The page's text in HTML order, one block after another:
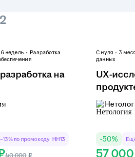
6 недель
Разработка
на
по промокоду HH13
40 000 ₽
С нуля 3
данных
UX-
гр...
-50%
57